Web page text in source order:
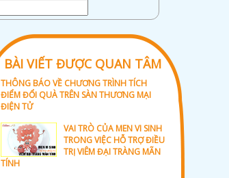
BÀI VIẾT ĐƯỢC QUAN TÂM
THÔNG BÁO VỀ CHƯƠNG TRÌNH TÍCH
ĐIỂM ĐỔI QUÀ TRÊN SÀN THƯƠNG MẠI
ĐIỆN TỬ
VAI TRÒ CỦA MEN VI SINH
TRONG VIỆC HỖ TRỢ ĐIỀU
TRỊ VIÊM ĐẠI TRÀNG MÃN
TÍNH